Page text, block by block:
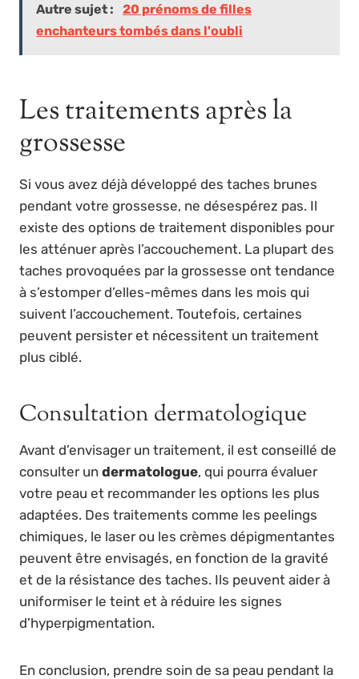
Autre sujet :
20 prénoms de filles
enchanteurs tombés dans l'oubli
Les traitements après la
grossesse
Si vous avez déjà développé des taches brunes
pendant votre grossesse, ne désespérez pas. Il
existe des options de traitement disponibles pour
les atténuer après l’accouchement. La plupart des
taches provoquées par la grossesse ont tendance
à s’estomper d’elles-mêmes dans les mois qui
suivent l’accouchement. Toutefois, certaines
peuvent persister et nécessitent un traitement
plus ciblé.
Consultation dermatologique
Avant d’envisager un traitement, il est conseillé de
consulter un dermatologue, qui pourra évaluer
votre peau et recommander les options les plus
adaptées. Des traitements comme les peelings
chimiques, le laser ou les crèmes dépigmentantes
peuvent être envisagés, en fonction de la gravité
et de la résistance des taches. Ils peuvent aider à
uniformiser le teint et à réduire les signes
d’hyperpigmentation.
En conclusion, prendre soin de sa peau pendant la